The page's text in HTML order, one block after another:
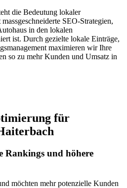
die Bedeutung lokaler
SEO-Strategien,
in den lokalen
ist. Durch gezielte lokale Einträge,
maximieren wir Ihre
so zu mehr Kunden und Umsatz in
für
Rankings und höhere
möchten mehr potenzielle Kunden